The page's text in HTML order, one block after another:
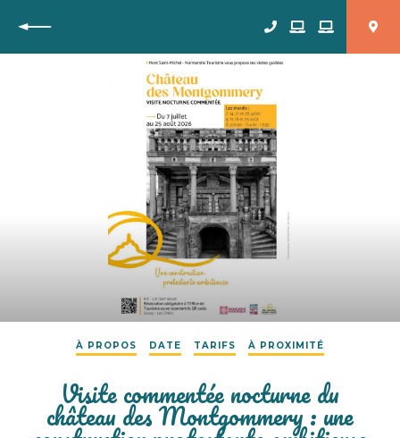
Retour
À PROPOS DATE TARIFS À PROXIMITÉ
Visite commentée nocturne du
château des Montgommery : une